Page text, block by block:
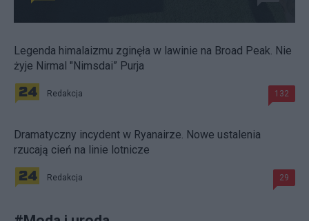
Legenda himalaizmu zginęła w lawinie na Broad Peak. Nie
żyje Nirmal "Nimsdai” Purja
Redakcja 132
Dramatyczny incydent w Ryanairze. Nowe ustalenia
rzucają cień na linie lotnicze
Redakcja 29